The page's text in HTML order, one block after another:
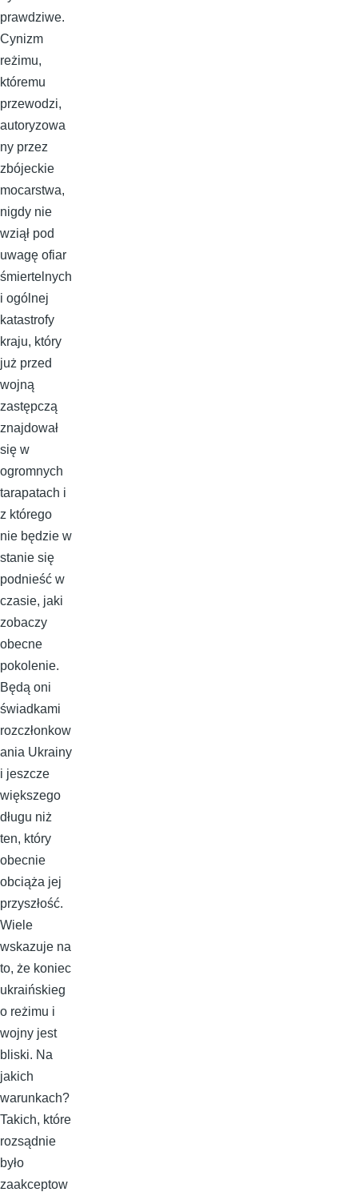
prawdziwe.
Cynizm
reżimu,
któremu
przewodzi,
autoryzowa
ny przez
zbójeckie
mocarstwa,
nigdy nie
wziął pod
uwagę ofiar
śmiertelnych
i ogólnej
katastrofy
kraju, który
już przed
wojną
zastępczą
znajdował
się w
ogromnych
tarapatach i
z którego
nie będzie w
stanie się
podnieść w
czasie, jaki
zobaczy
obecne
pokolenie.
Będą oni
świadkami
rozczłonkow
ania Ukrainy
i jeszcze
większego
długu niż
ten, który
obecnie
obciąża jej
przyszłość.
Wiele
wskazuje na
to, że koniec
ukraińskieg
o reżimu i
wojny jest
bliski. Na
jakich
warunkach?
Takich, które
rozsądnie
było
zaakceptow